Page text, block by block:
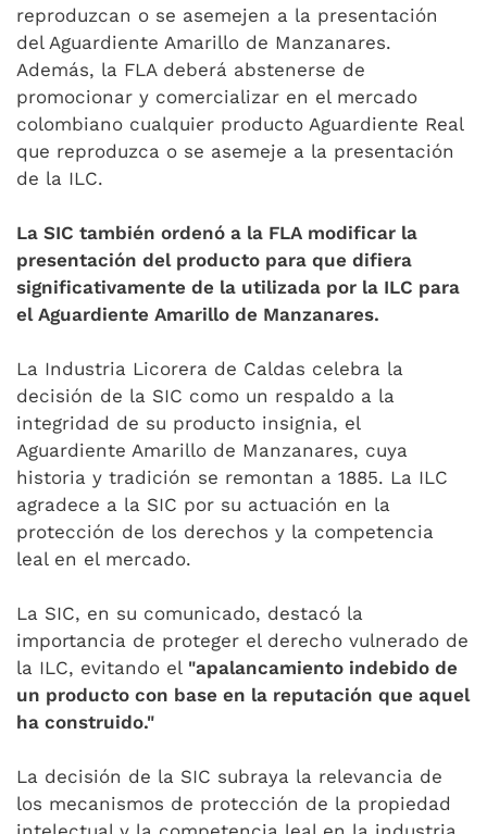
reproduzcan o se asemejen a la presentación
del Aguardiente Amarillo de Manzanares.
Además, la FLA deberá abstenerse de
promocionar y comercializar en el mercado
colombiano cualquier producto Aguardiente Real
que reproduzca o se asemeje a la presentación
de la ILC.
La SIC también ordenó a la FLA modificar la
presentación del producto para que difiera
significativamente de la utilizada por la ILC para
el Aguardiente Amarillo de Manzanares.
La Industria Licorera de Caldas celebra la
decisión de la SIC como un respaldo a la
integridad de su producto insignia, el
Aguardiente Amarillo de Manzanares, cuya
historia y tradición se remontan a 1885. La ILC
agradece a la SIC por su actuación en la
protección de los derechos y la competencia
leal en el mercado.
La SIC, en su comunicado, destacó la
importancia de proteger el derecho vulnerado de
la ILC, evitando el "apalancamiento indebido de
un producto con base en la reputación que aquel
ha construido."
La decisión de la SIC subraya la relevancia de
los mecanismos de protección de la propiedad